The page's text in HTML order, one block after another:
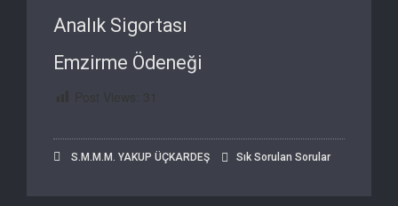
Analık Sigortası
Emzirme Ödeneği
S.M.M.M. YAKUP ÜÇKARDEŞ Sık Sorulan Sorular